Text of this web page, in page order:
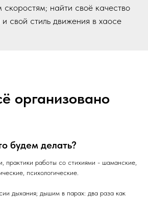
скоростям; найти своё качество
свой стиль движения в хаосе
организовано
будем делать?
практики работы со стихиями - шаманские,
психологические.
дыхания; дышим в парах: два раза как